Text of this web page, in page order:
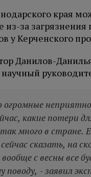
края
за
у Керченского
Данилов-
огромные
какие потери
много в стране.
сказать, на
с весны все
поводу, - заявил